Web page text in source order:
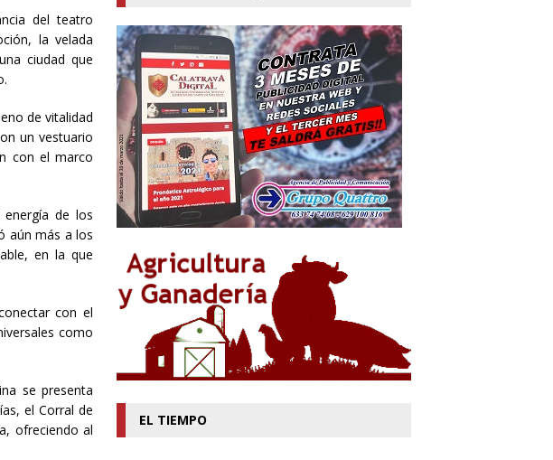
del teatro
la velada
ciudad que
de vitalidad
un vestuario
con el marco
de los
aún más a los
en la que
con el
como
se presenta
el Corral de
ofreciendo al
EL TIEMPO